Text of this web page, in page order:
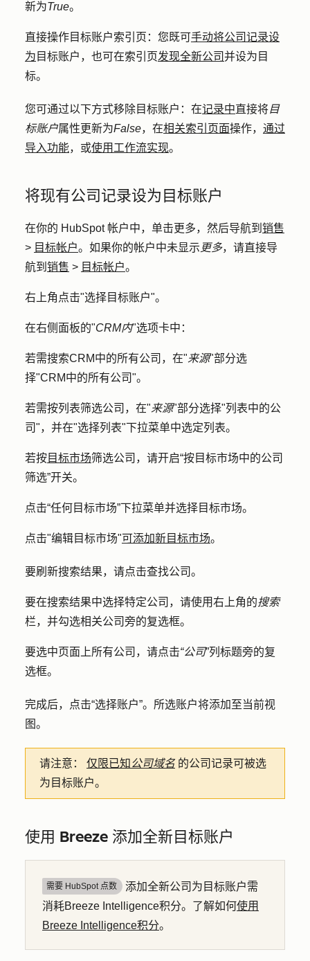
新为True。
直接操作目标账户索引页： 您既可手动将公司记录设
为 目标账户，也可在索引页发现全新公司并设为目
标。
您可通过以下方式移除目标账户：在记录中直接将目
标账户属性更新为False，在相关索引页面操作， 通过
导入功能，或使用工作流实现。
将现有公司记录设为目标账户
在你的 HubSpot 帐户中，单击更多，然后导航到 销售
> 目标帐户。如果你的帐户中未显示 更多，请直接导
航到 销售 > 目标帐户。
右上角点击"选择目标账户"。
在右侧面板的"CRM内"选项卡中：
若需搜索CRM中的所有公司，在"来源"部分选
择"CRM中的所有公司"。
若需按列表筛选公司，在"来源"部分选择"列表中的公
司"，并在"选择列表"下拉菜单中选定列表。
若按目标市场筛选公司，请开启“按目标市场中的公司
筛选”开关。
点击“任何目标市场”下拉菜单并选择目标市场。
点击"编辑目标市场"可添加新目标市场。
要刷新搜索结果，请点击查找公司。
要在搜索结果中选择特定公司，请使用右上角的搜索
栏，并勾选相关公司旁的复选框。
要选中页面上所有公司，请点击“公司”列标题旁的复
选框。
完成后，点击“选择账户”。所选账户将添加至当前视
图。
请注意： 仅限已知 公司域名的公司记录可被选
为目标账户。
使用 Breeze 添加全新目标账户
需要 HubSpot 点数
添加全新公司为目标账户需
消耗Breeze Intelligence积分。了解如何使用
Breeze Intelligence积分。